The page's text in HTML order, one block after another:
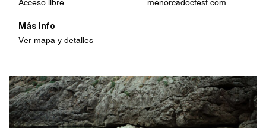
Acceso libre menorcadocfest.com
Más Info
Ver mapa y detalles